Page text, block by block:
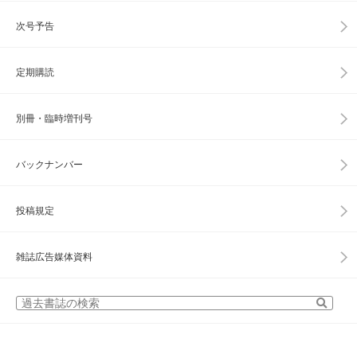
次号予告
定期購読
別冊・臨時増刊号
バックナンバー
投稿規定
雑誌広告媒体資料